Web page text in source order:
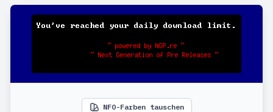
NFO-Farben tauschen